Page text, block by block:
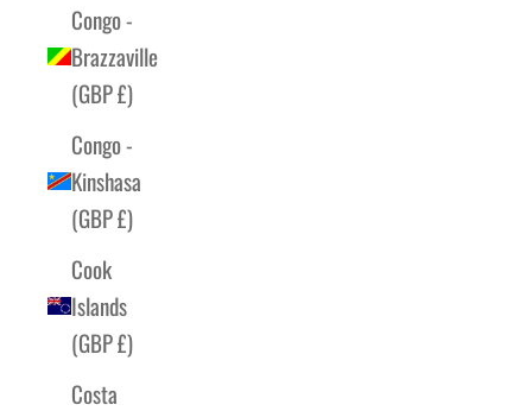
Congo -
Brazzaville
(GBP £)
Congo -
Kinshasa
(GBP £)
Cook
Islands
(GBP £)
Costa